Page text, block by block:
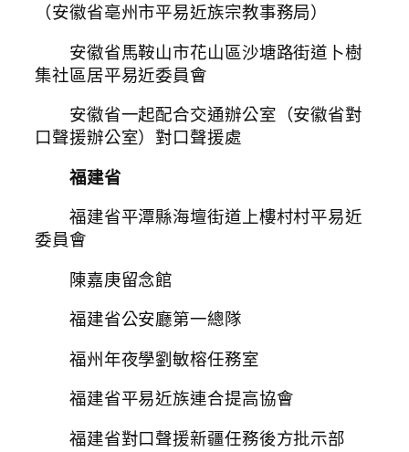
（安徽省亳州市平易近族宗教事務局）
安徽省馬鞍山市花山區沙塘路街道卜樹
集社區居平易近委員會
安徽省一起配合交通辦公室（安徽省對
口聲援辦公室）對口聲援處
福建省
福建省平潭縣海壇街道上樓村村平易近
委員會
陳嘉庚留念館
福建省公安廳第一總隊
福州年夜學劉敏榕任務室
福建省平易近族連合提高協會
福建省對口聲援新疆任務後方批示部